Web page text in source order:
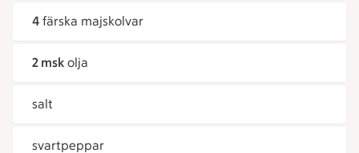
4 färska majskolvar
2 msk olja
salt
svartpeppar